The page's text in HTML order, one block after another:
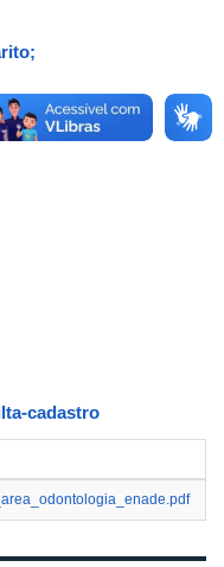
cadastro